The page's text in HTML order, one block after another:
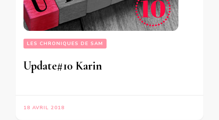
LES CHRONIQUES DE SAM
Update#10 Karin
18 AVRIL 2018